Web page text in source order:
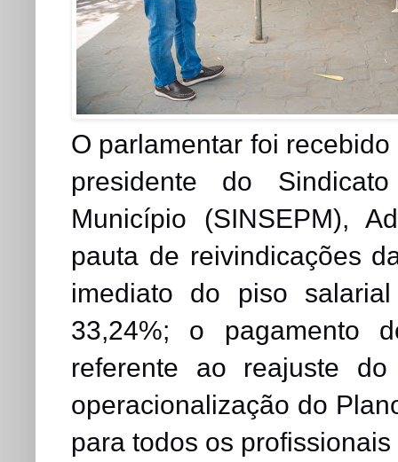
O parlamentar foi
presidente do
Município (SINSEPM),
pauta de reivindicações
imediato do piso
33,24%; o pagamento
referente ao reajuste
operacionalização do
para todos os